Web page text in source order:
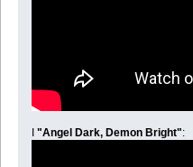
"Angel Dark, Demon Bright":